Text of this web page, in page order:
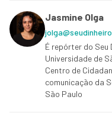
Jasmine Olga
É repórter do Seu
Universidade de
Centro de
comunicação da
São Paulo